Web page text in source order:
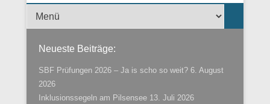
Menü der Fußzeile
Neueste Beiträge:
SBF Prüfungen 2026 – Ja is scho so weit? 6. August
2026
Inklusionssegeln am Pilsensee 13. Juli 2026